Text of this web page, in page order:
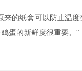
来的纸盒可以防止温
蛋的新鲜度很重要。"